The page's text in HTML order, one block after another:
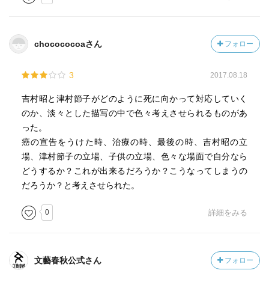
chocococoaさん フォロー
3 2017.08.18
吉村昭と津村節子がどのように死に向かって対応していく
のか、淡々とした描写の中で色々考えさせられるものがあ
った。
癌の宣告をうけた時、治療の時、最後の時、吉村昭の立
場、津村節子の立場、子供の立場、色々な場面で自分なら
どうするか？これが出来るだろうか？こうなってしまうの
だろうか？と考えさせられた。
0 詳細をみる
文藝春秋公式さん フォロー